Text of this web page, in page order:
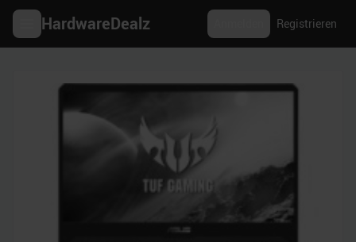
HardwareDealz Registrieren